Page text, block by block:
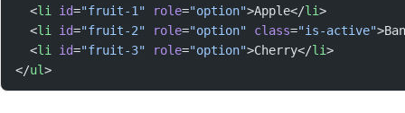
  <
li id="fruit-1" role="option">Apple</li>
  <
li id="fruit-2" role="option" class="is-active"
  <
li id="fruit-3" role="option">Cherry</li>
</ul>